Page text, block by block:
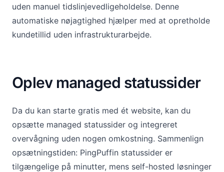
uden manuel tidslinjevedligeholdelse. Denne
automatiske nøjagtighed hjælper med at opretholde
kundetillid uden infrastrukturarbejde.
Oplev managed statussider
Da du kan starte gratis med ét website, kan du
opsætte managed statussider og integreret
overvågning uden nogen omkostning. Sammenlign
opsætningstiden: PingPuffin statussider er
tilgængelige på minutter, mens self-hosted løsninger